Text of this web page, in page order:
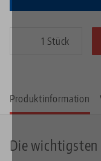
Stück
Produktinformation
Die